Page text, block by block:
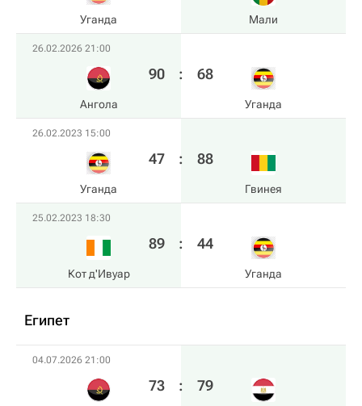
Уганда Мали
26.02.2026 21:00
Ангола
90 : 68
Уганда
26.02.2023 15:00
Уганда
47 : 88
Гвинея
25.02.2023 18:30
Кот д'Ивуар
89 : 44
Уганда
Египет
04.07.2026 21:00
73 : 79